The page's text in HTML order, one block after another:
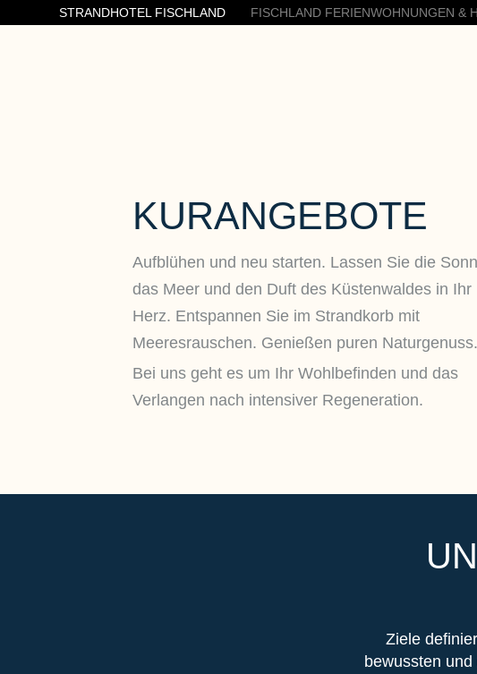
STRANDHOTEL FISCHLAND FISCHLAND FERIENWOHNUNGEN &
KURANGEBOTE
Aufblühen und neu starten. Lassen Sie die
das Meer und den Duft des Küstenwaldes in Ihr
Herz. Entspannen Sie im Strandkorb mit
Meeresrauschen. Genießen puren Naturgenuss.
Bei uns geht es um Ihr Wohlbefinden und das
Verlangen nach intensiver Regeneration.
Ziele
bewussten